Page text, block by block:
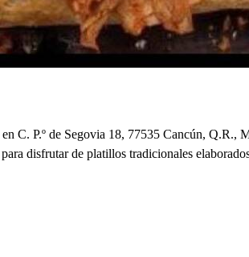
C. P.º de Segovia 18, 77535 Cancún,
disfrutar de platillos tradicionales